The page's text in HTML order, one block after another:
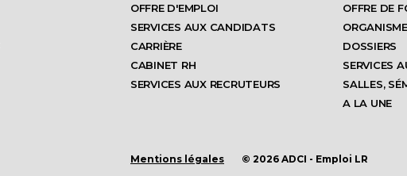
OFFRE D'EMPLOI
SERVICES AUX CANDIDATS
CARRIÈRE
CABINET RH
SERVICES AUX RECRUTEURS
OFFRE DE
DOSSIERS
SERVICES
SALLES,
A LA UNE
Mentions légales © 2026 ADCI - Emploi LR